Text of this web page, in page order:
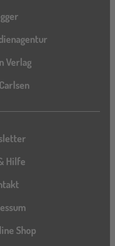
Verlag
Hilfe
Shop